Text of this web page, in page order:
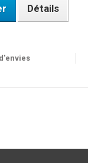
Détails